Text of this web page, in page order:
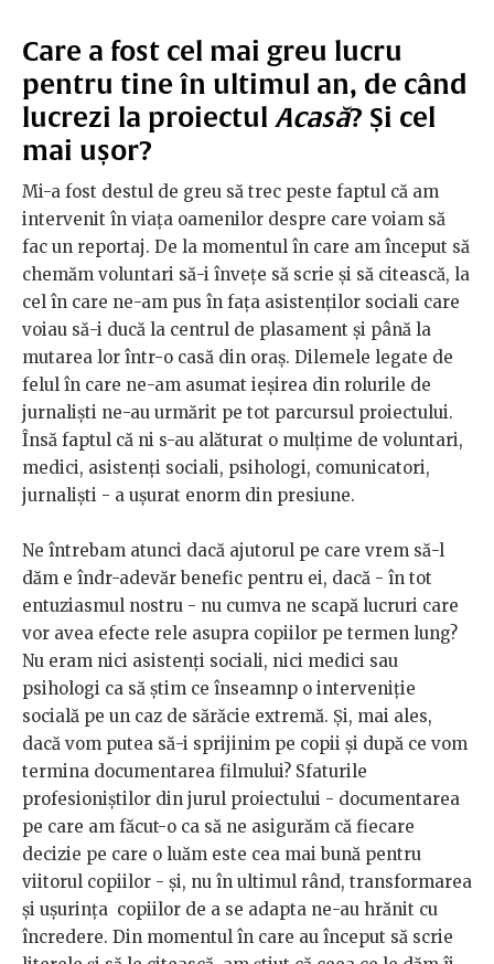
Care a fost cel mai greu lucru
pentru tine în ultimul an, de când
lucrezi la proiectul Acasă? Și cel
mai ușor?
Mi-a fost destul de greu să trec peste faptul că am
intervenit în viața oamenilor despre care voiam să
fac un reportaj. De la momentul în care am început să
chemăm voluntari să-i învețe să scrie și să citească, la
cel în care ne-am pus în fața asistenților sociali care
voiau să-i ducă la centrul de plasament și până la
mutarea lor într-o casă din oraș. Dilemele legate de
felul în care ne-am asumat ieșirea din rolurile de
jurnaliști ne-au urmărit pe tot parcursul proiectului.
Însă faptul că ni s-au alăturat o mulțime de voluntari,
medici, asistenți sociali, psihologi, comunicatori,
jurnaliști - a ușurat enorm din presiune.
Ne întrebam atunci dacă ajutorul pe care vrem să-l
dăm e îndr-adevăr benefic pentru ei, dacă - în tot
entuziasmul nostru - nu cumva ne scapă lucruri care
vor avea efecte rele asupra copiilor pe termen lung?
Nu eram nici asistenți sociali, nici medici sau
psihologi ca să știm ce înseamnp o interveniție
socială pe un caz de sărăcie extremă. Și, mai ales,
dacă vom putea să-i sprijinim pe copii și după ce vom
termina documentarea filmului? Sfaturile
profesioniștilor din jurul proiectului - documentarea
pe care am făcut-o ca să ne asigurăm că fiecare
decizie pe care o luăm este cea mai bună pentru
viitorul copiilor - și, nu în ultimul rând, transformarea
și ușurința copiilor de a se adapta ne-au hrănit cu
încredere. Din momentul în care au început să scrie